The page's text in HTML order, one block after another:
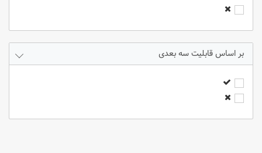
6000 انسی لومنز
9000 انسی لومنز
2300 انسی لومنز
3400 انسی لومنز
2800 انسی لومنز
قابلیت سه بعدی